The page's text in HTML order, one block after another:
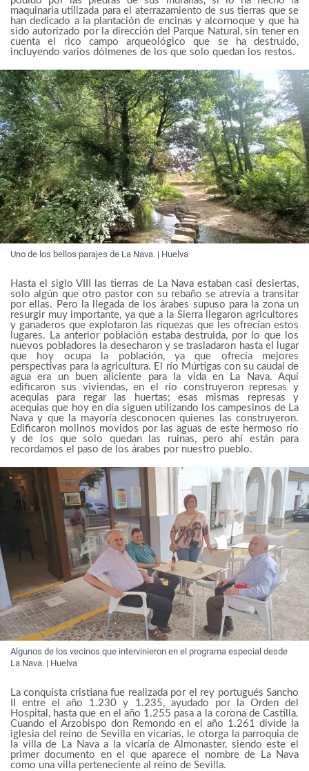
maquinaria utilizada para el aterrazamiento de sus tierras que se
han dedicado a la plantación de encinas y alcornoque y que ha
sido autorizado por la dirección del Parque Natural, sin tener en
cuenta el rico campo arqueológico que se ha destruido,
incluyendo varios dólmenes de los que solo quedan los restos.
Uno de los bellos parajes de La Nava. | Huelva
Hasta el siglo VIII las tierras de La Nava estaban casi desiertas,
solo algún que otro pastor con su rebaño se atrevía a transitar
por ellas. Pero la llegada de los árabes supuso para la zona un
resurgir muy importante, ya que a la Sierra llegaron agricultores
y ganaderos que explotaron las riquezas que les ofrecían estos
lugares. La anterior población estaba destruida, por lo que los
nuevos pobladores la desecharon y se trasladaron hasta el lugar
que hoy ocupa la población, ya que ofrecía mejores
perspectivas para la agricultura. El río Múrtigas con su caudal de
agua era un buen aliciente para la vida en La Nava. Aquí
edificaron sus viviendas, en el río construyeron represas y
acequias para regar las huertas; esas mismas represas y
acequias que hoy en día siguen utilizando los campesinos de La
Nava y que la mayoría desconocen quienes las construyeron.
Edificaron molinos movidos por las aguas de este hermoso río
y de los que solo quedan las ruinas, pero ahí están para
recordamos el paso de los árabes por nuestro pueblo.
Algunos de los vecinos que intervinieron en el programa especial desde
La Nava. | Huelva
La conquista cristiana fue realizada por el rey portugués Sancho
II entre el año 1.230 y 1.235, ayudado por la Orden del
Hospital, hasta que en el año 1.255 pasa a la corona de Castilla.
Cuando el Arzobispo don Remondo en el año 1.261 divide la
iglesia del reino de Sevilla en vicarías, le otorga la parroquia de
la villa de La Nava a la vicaría de Almonaster, siendo este el
primer documento en el que aparece el nombre de La Nava
como una villa perteneciente al reino de Sevilla.